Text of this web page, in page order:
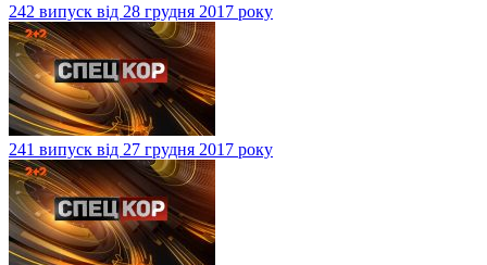
242 випуск від 28 грудня 2017 року
241 випуск від 27 грудня 2017 року